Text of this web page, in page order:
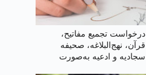
درخواست تجمیع مفاتیح،
قرآن، نهج‌البلاغه، صحیفه
سجادیه و ادعیه به‌صورت